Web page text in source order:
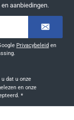
aanbiedingen.
Privacybeleid en
Door doorgaan te selecteren, bevestigt u dat u onze
*